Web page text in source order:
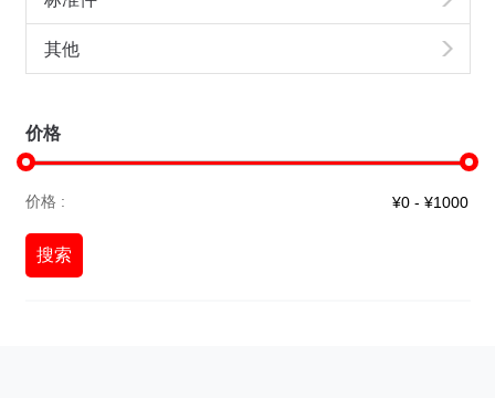
其他
价格
价格 :
搜索